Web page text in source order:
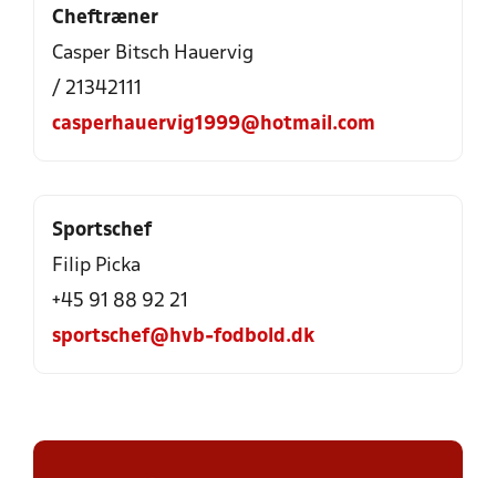
Cheftræner
Casper Bitsch Hauervig
/ 21342111
casperhauervig1999@hotmail.com
Sportschef
Filip Picka
+45 91 88 92 21
sportschef@hvb-fodbold.dk